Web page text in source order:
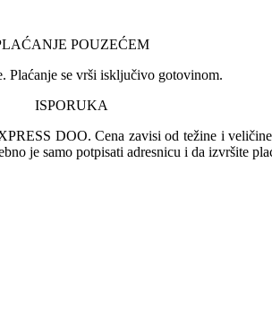
POUZEĆEM
Plaćanje se vrši isključivo gotovinom.
ISPORUKA
DOO. Cena zavisi od težine i
je samo potpisati adresnicu i da izvršite